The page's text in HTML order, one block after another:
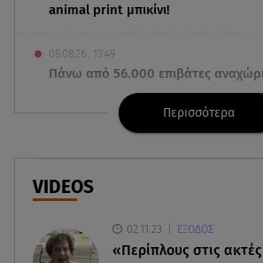
animal print μπικίνι!
08.08.26 , 13:49
Πάνω από 56.000 επιβάτες
από τα λιμάνια της Αττικής
Θρίλερ στον Λυκαβηττό: Βρέθηκε
ΑΜΜΟΣ - Η πρώτη ανάγνωση
θέατρο Άβατον
Περισσότερα
VIDEOS
02.11.23 ΕΞΟΔΟΣ
«Περίπλους στις